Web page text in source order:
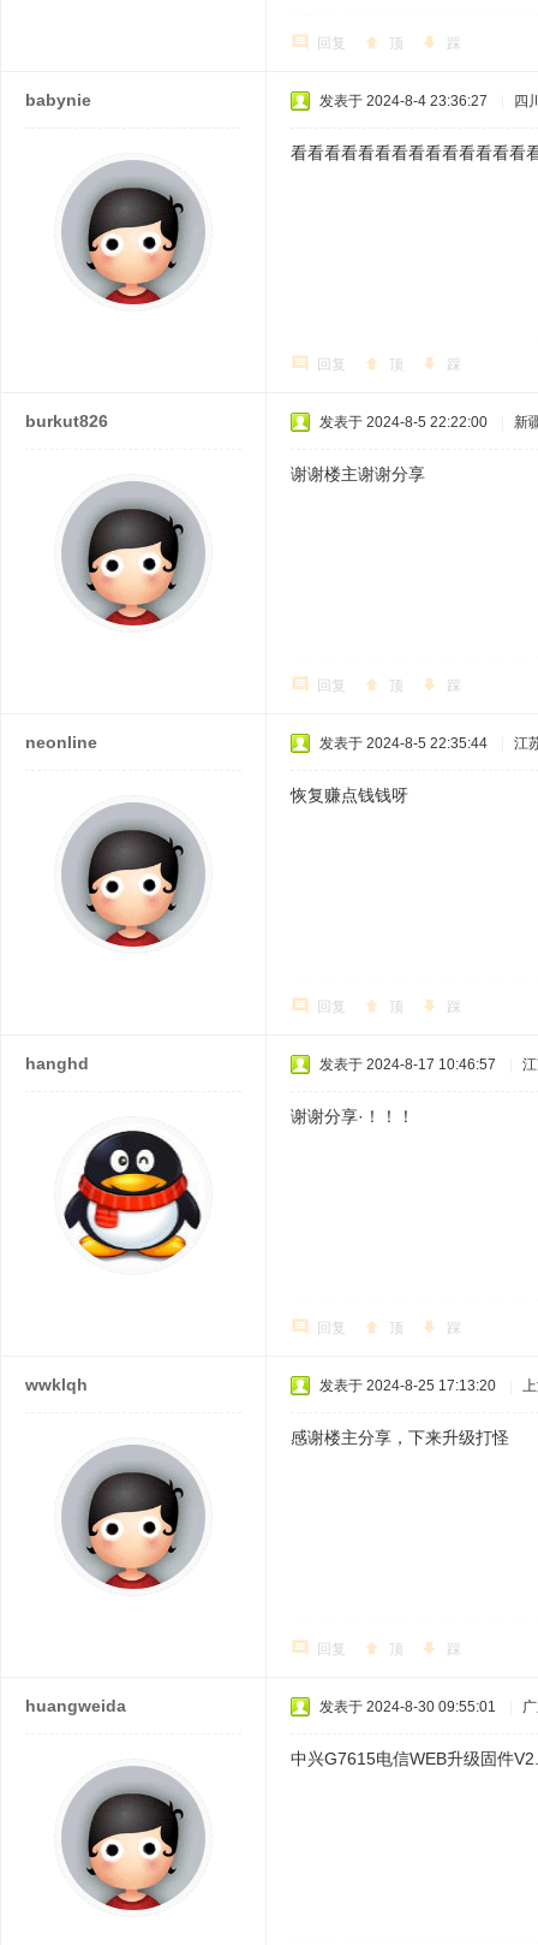
回复 顶 踩
babynie 发表于 2024-8-4 23:36:27 四
看看看看看看看看看看看看看看
回复 顶 踩
burkut826 发表于 2024-8-5 22:22:00 新
谢谢楼主谢谢分享
回复 顶 踩
neonline 发表于 2024-8-5 22:35:44 江
恢复赚点钱钱呀
回复 顶 踩
hanghd 发表于 2024-8-17 10:46:57
谢谢分享·！！！
回复 顶 踩
wwklqh 发表于 2024-8-25 17:13:20
感谢楼主分享，下来升级打怪
回复 顶 踩
huangweida 发表于 2024-8-30 09:55:01
中兴G7615电信WEB升级固件